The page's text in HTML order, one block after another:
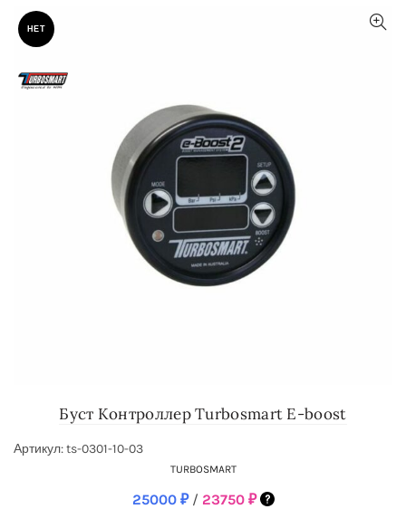
НЕТ
Буст Контроллер Turbosmart E-boost
Артикул: ts-0301-10-03
TURBOSMART
25000 ₽ / 23750 ₽